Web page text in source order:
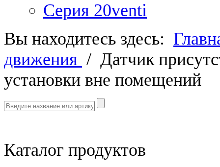
Серия 20venti
Вы находитесь здесь:
движения / Датчик
установки вне помещений
Каталог продуктов